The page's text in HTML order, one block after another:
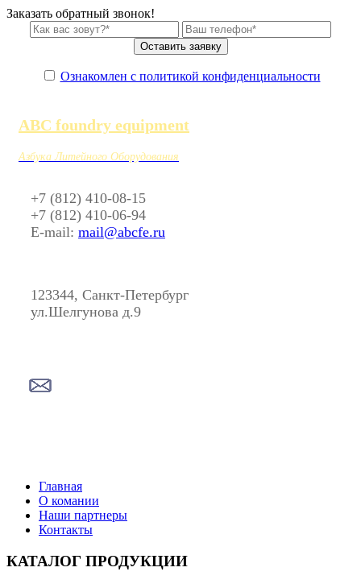
Заказать обратный звонок!
Ознакомлен с политикой конфиденциальности
ABC foundry equipment
Азбука Литейного Оборудования
+7 (812) 410-08-15
+7 (812) 410-06-94
E-mail: mail@abcfe.ru
123344, Санкт-Петербург
ул.Шелгунова д.9
Главная
О комании
Наши партнеры
Контакты
КАТАЛОГ ПРОДУКЦИИ